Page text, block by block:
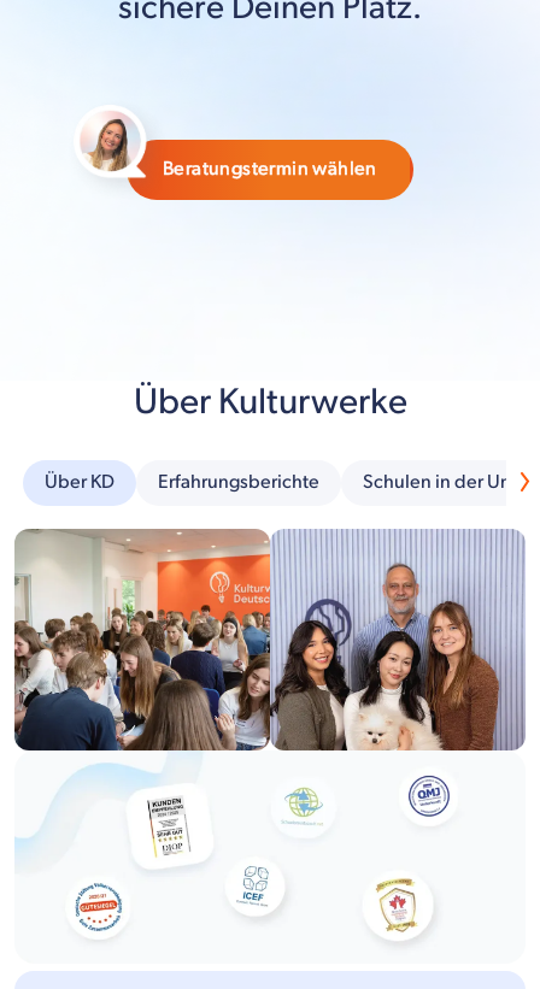
Beratungstermin wählen
Über Kulturwerke
Über KD Erfahrungsberichte Schulen in der